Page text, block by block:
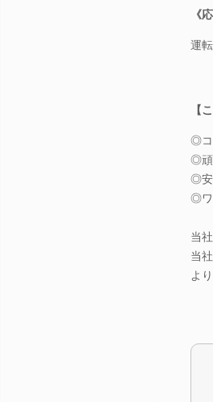
《
運
【
◎コ
◎頑
◎安
◎ワ
当
当
よ